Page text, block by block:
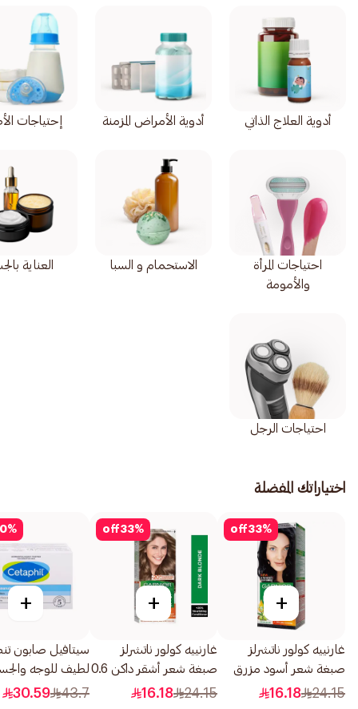
أدوية العلاج الذاتي أدوية الأمراض المزمنة إحتياجات
احتياجات المرأة
والأمومة
الاستحمام و السبا العناية
احتياجات الرجل
اختياراتك المفضلة
33%
off
+
غارنييه كولور ناتشرلز
صبغة شعر أسود مزرق
رقم 2.1 1قطعة
24.15
16.18
33%
off
+
غارنييه كولور ناتشرلز
صبغة شعر أشقر داكن 0.6
1قطعة
24.15
16.18
%
+
سيتافيل صابون
جم 127جرام
43.7
30.59